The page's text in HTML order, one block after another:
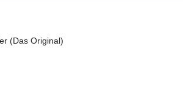
(Das Original)